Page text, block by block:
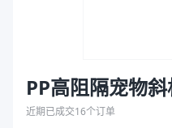
PP高阻隔宠物
近期已成交16个订单